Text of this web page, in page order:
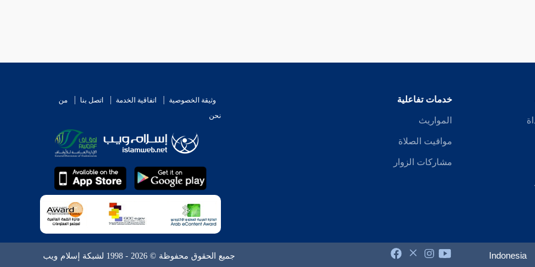
خدمات تفاعلية
المواريث
مواقيت الصلاة
مشاركات الزوار
وثيقة الخصوصية اتفاقية الخدمة اتصل بنا
من
نحن
Indonesia جميع الحقوق محفوظة © 2026 - 1998 لشبكة إسلام ويب